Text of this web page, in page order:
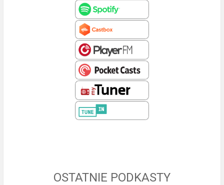
OSTATNIE PODKASTY